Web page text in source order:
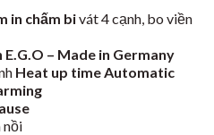
in chấm bivát 4 cạnh, bo viền
E.G.O – Made in Germany
Heat up time Automatic
nồi